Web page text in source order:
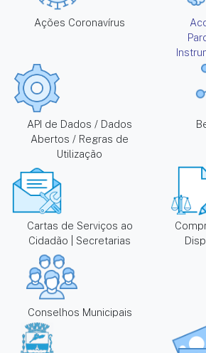
Ações Coronavírus
API de Dados / Dados
Abertos / Regras de
Utilização
Cartas de Serviços ao
Cidadão | Secretarias
Conselhos Municipais